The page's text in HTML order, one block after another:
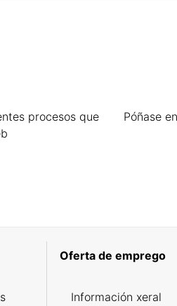
procesos que
Póñase
Oferta de emprego
Información xeral